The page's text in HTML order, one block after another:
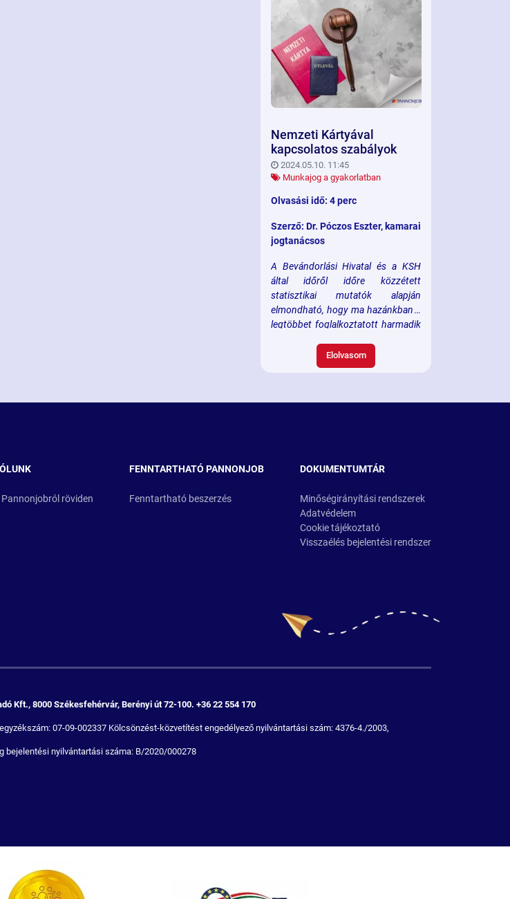
Nemzeti Kártyával
kapcsolatos szabályok
2024.05.10. 11:45
Munkajog a gyakorlatban
Olvasási idő: 4 perc
Szerző: Dr. Póczos Eszter, kamarai
jogtanácsos
A Bevándorlási Hivatal és a KSH
által időről időre közzétett
statisztikai mutatók alapján
elmondható, hogy ma hazánkban a
legtöbbet foglalkoztatott harmadik
Jelenleg (apropója okán sajnos) élő
szabályok alapján amennyiben az
mellett.
Elolvasom
Pannonjobról röviden
FENNTARTHATÓ PANNONJOB
Fenntartható beszerzés
DOKUMENTUMTÁR
Minőségirányítási rendszerek
Adatvédelem
Cookie tájékoztató
Visszaélés bejelentési rendszer
Kft., 8000 Székesfehérvár, Berényi út 72-100. +36 22 554 170
07-09-002337 Kölcsönzést-közvetítést engedélyező nyilvántartási szám: 4376-4./2003,
bejelentési nyilvántartási száma: B/2020/000278